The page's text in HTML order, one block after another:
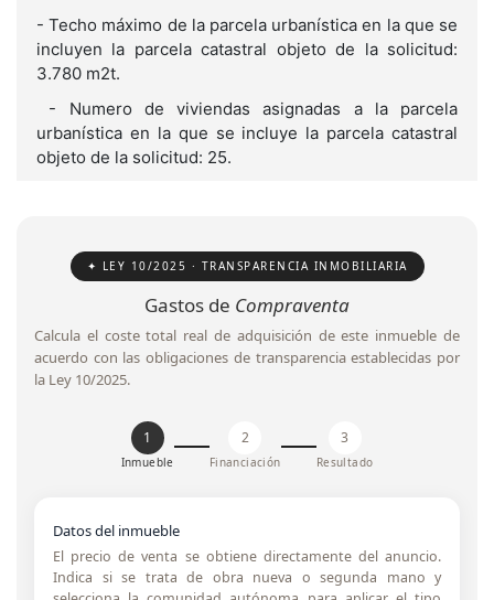
- Techo máximo de la parcela urbanística en la que se
incluyen la parcela catastral objeto de la solicitud:
3.780 m2t.
- Numero de viviendas asignadas a la parcela
urbanística en la que se incluye la parcela catastral
objeto de la solicitud: 25.
✦ LEY 10/2025 · TRANSPARENCIA INMOBILIARIA
Gastos de Compraventa
Calcula el coste total real de adquisición de este inmueble de
acuerdo con las obligaciones de transparencia establecidas por
la Ley 10/2025.
1
Inmueble
2
Financiación
3
Resultado
Datos del inmueble
El precio de venta se obtiene directamente del anuncio.
Indica si se trata de obra nueva o segunda mano y